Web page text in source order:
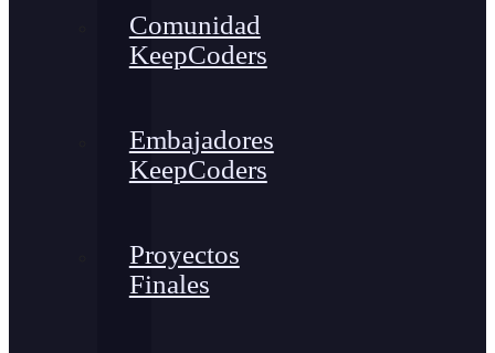
Comunidad
KeepCoders
Embajadores
KeepCoders
Proyectos
Finales